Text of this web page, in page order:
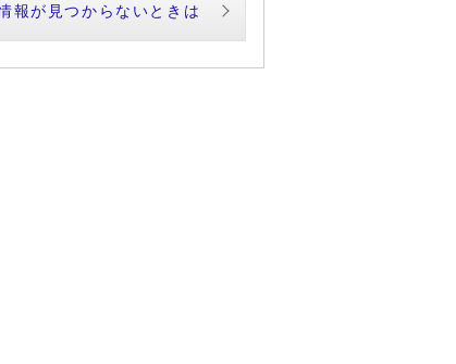
報が見つからないときは